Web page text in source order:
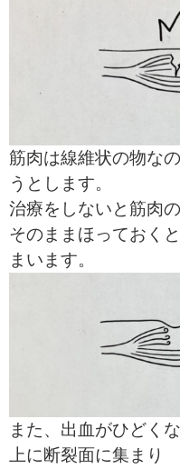
筋肉は線維状の物な
うとします。
治療をしないと筋肉
そのままほっておく
まいます。
また、出血がひどく
上に断裂面に集まり